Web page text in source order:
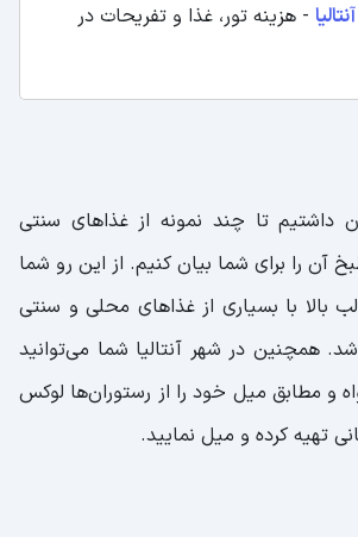
- هزینه تور، غذا و تفریحات در
داشتیم تا چند نمونه از غذاهای سنتی
آن را برای شما بیان کنیم. از این رو شما
بالا با بسیاری از غذاهای محلی و سنتی
همچنین در شهر آنتالیا شما می‌توانید
و مطابق میل خود را از رستوران‌ها لوکس
تهیه کرده و میل نمایید.